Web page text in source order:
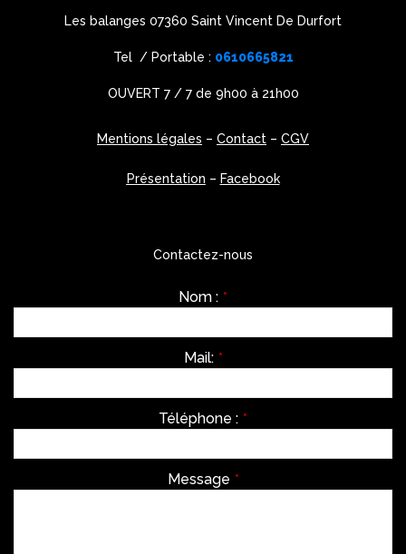
Les balanges 07360 Saint Vincent De Durfort
Tel / Portable : 0610665821
OUVERT 7 / 7 de 9h00 à 21h00
Mentions légales – Contact – CGV
Présentation – Facebook
Contactez-nous
Nom : *
Mail: *
Téléphone : *
Message *